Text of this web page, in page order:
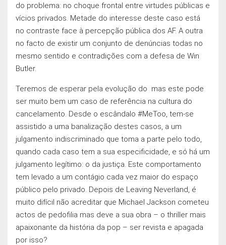
do problema: no choque frontal entre virtudes públicas e
vícios privados. Metade do interesse deste caso está
no contraste face à percepção pública dos AF. A outra
no facto de existir um conjunto de denúncias todas no
mesmo sentido e contradições com a defesa de Win
Butler.
Teremos de esperar pela evolução do mas este pode
ser muito bem um caso de referência na cultura do
cancelamento. Desde o escândalo #MeToo, tem-se
assistido a uma banalização destes casos, a um
julgamento indiscriminado que toma a parte pelo todo,
quando cada caso tem a sua especificidade, e só há um
julgamento legítimo: o da justiça. Este comportamento
tem levado a um contágio cada vez maior do espaço
público pelo privado. Depois de Leaving Neverland, é
muito difícil não acreditar que Michael Jackson cometeu
actos de pedofilia mas deve a sua obra – o thriller mais
apaixonante da história da pop – ser revista e apagada
por isso?